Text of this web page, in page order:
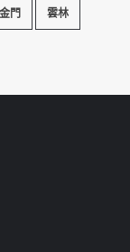
金門 雲林